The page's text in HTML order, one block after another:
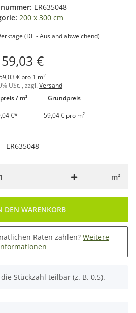
ER635048
200 x 300 cm
(DE - Ausland abweichend)
59,03 €
€ pro 1 m2
USt. , zzgl. Versand
/ m²
Grundpreis
€* 59,04 € pro m²
ER635048
m²
DEN WARENKORB
Raten zahlen? Weitere
Stückzahl teilbar (z. B. 0,5).